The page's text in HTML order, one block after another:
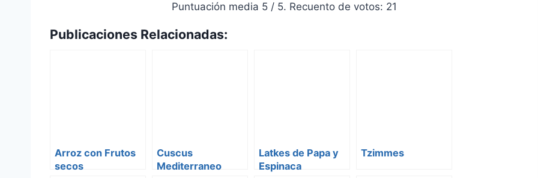
Puntuación media 5/ 5. Recuento de votos: 21
Publicaciones Relacionadas:
Arroz con Frutos
secos
Cuscus
Mediterraneo
Latkes de Papa y
Espinaca
Tzimmes